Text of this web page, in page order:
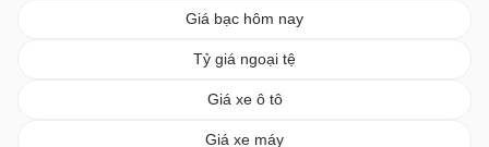
Giá bạc hôm nay
Tỷ giá ngoại tệ
Giá xe ô tô
Giá xe máy